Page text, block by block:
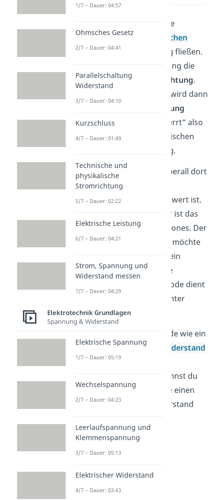
hat eine wichtige
Aufgabe: Sie lässt
elektrischen
Stromnur in eine Richtung fließen.
Du findest für diese Richtung die
BezeichnungDurchlassrichtung.
Die umgekehrte Richtung wird dann
Sperrrichtung
bezeichnet. Die Diode „sperrt“ also
den Durchgang von elektrischen
Strom in der Sperrrichtung.
Dadurch wird die Diode überall dort
eingesetzt, wo nur eine
Stromrichtung wünschenswert ist.
Ein tägliches Beispiel dafür ist das
Ladegerät deines Smartphones. Der
Akku deines Smartphones möchte
nur eine Stromrichtung, dein
Stromnetz liefert aber eine
. Die Diode dient
in diesem Fall als sogenannter
Gleichrichter.
Dabei funktioniert die Diode wie ein
spannungsgesteuerter Widerstand
. Das heißt, mit Hilfe von
kannst du
kontrollieren, ob die Diode einen
großen oder kleinen Widerstand
1/7 – Dauer: 04:57
Ohmsches Gesetz
2/7 – Dauer: 04:41
Parallelschaltung
Widerstand
3/7 – Dauer: 04:10
Kurzschluss
4/7 – Dauer: 01:49
Technische und
physikalische
Stromrichtung
5/7 – Dauer: 02:22
Elektrische Leistung
6/7 – Dauer: 04:21
Strom, Spannung und
Widerstand messen
7/7 – Dauer: 04:29
Elektrotechnik Grundlagen
Spannung & Widerstand
Elektrische Spannung
1/7 – Dauer: 05:19
Wechselspannung
2/7 – Dauer: 04:23
Leerlaufspannung und
Klemmenspannung
3/7 – Dauer: 05:13
Elektrischer Widerstand
4/7 – Dauer: 03:43